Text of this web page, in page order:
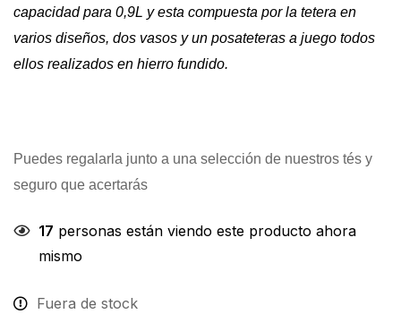
capacidad para 0,9L y esta compuesta por la tetera en
varios diseños, dos vasos y un posateteras a juego todos
ellos realizados en hierro fundido.
Puedes regalarla junto a una selección de nuestros tés y
seguro que acertarás
17 personas están viendo este producto ahora
mismo
Fuera de stock